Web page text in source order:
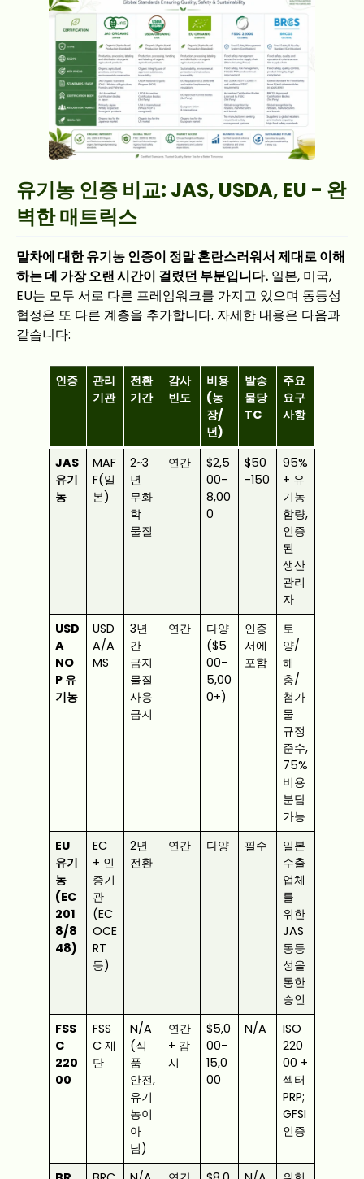
유기농 인증 비교: JAS, USDA, EU - 완
벽한 매트릭스
말차에 대한 유기농 인증이 정말 혼란스러워서 제대로 이해
하는 데 가장 오랜 시간이 걸렸던 부분입니다. 일본, 미국,
EU는 모두 서로 다른 프레임워크를 가지고 있으며 동등성
협정은 또 다른 계층을 추가합니다. 자세한 내용은 다음과
같습니다:
인증
관리
기관
전환
기간
감사
빈도
비용
(농
장/
년)
발송
물당
TC
주요
요구
사항
JAS
유기
농
MAF
F(일
본)
2~3
년
무화
학
물질
연간
$2,5
00-
8,00
0
$50
-150
95%
+ 유
기농
함량,
인증
된
생산
관리
자
USD
A
NO
P 유
기농
USD
A/A
MS
3년
간
금지
물질
사용
금지
연간
다양
($5
00-
5,00
0+)
인증
서에
포함
토
양/
해
충/
첨가
물
규정
준수,
75%
비용
분담
가능
EU
유기
농
(EC
201
8/8
48)
EC
+ 인
증기
관
(EC
OCE
RT
등)
2년
전환
연간 다양 필수
일본
수출
업체
를
위한
JAS
동등
성을
통한
승인
FSS
C
220
00
FSS
C 재
단
N/A
(식
품
안전,
유기
농이
아
님)
연간
+ 감
시
$5,0
00-
15,0
00
N/A
ISO
220
00 +
섹터
PRP;
GFSI
인증